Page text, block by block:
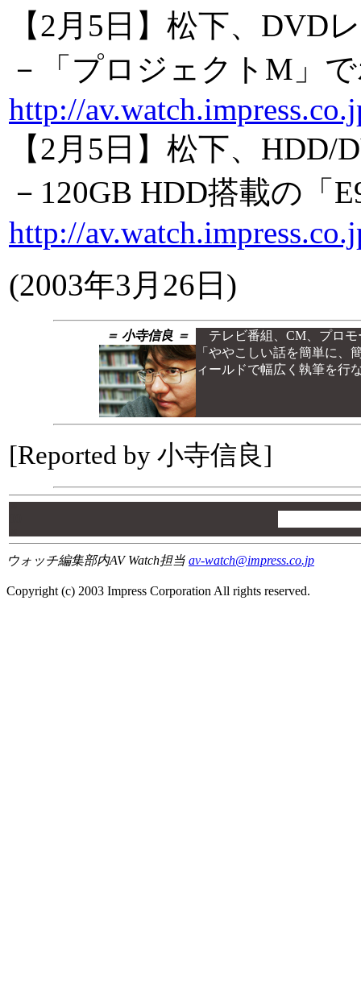
【2月5日】松下、DVD
－「プロジェクトM」
http://
【2月5日】松下、
－120GB HDD搭載の「
http://
(2003年3月26日)
＝ 小寺信良 ＝
テレビ番組、CM、プロモ
「ややこしい話を簡単に
ィールドで幅広く執筆を行
[Reported by 小寺信良]
ウォッチ編集部内AV Watch担当 av-watch@impress.co.jp
Copyright (c) 2003 Impress Corporation All rights reserved.